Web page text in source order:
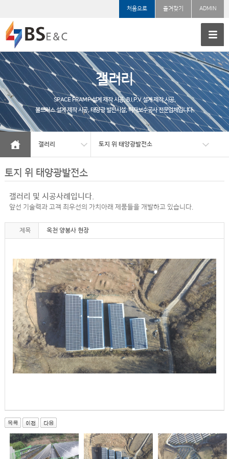
처음으로 즐겨찾기 ADMIN
갤러리
SPACE FRAMP 설계 제작 시공, B.I.P.V 설계 제작 시공,
볼트러스 설계 제작 시공, 태양광 발전시설, 하자보수공사 전문업체입니다.
갤러리 토지 위 태양광발전소
토지 위 태양광발전소
갤러리 및 시공사례입니다.
앞선 기술력과 고객 최우선의 가치아래 제품들을 개발하고 있습니다.
제목 옥천 양봉사 현장